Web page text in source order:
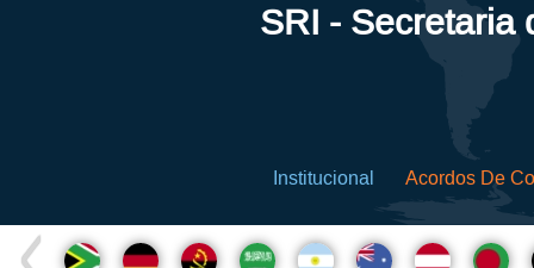
SRI - Secretaria
Institucional Acordos De